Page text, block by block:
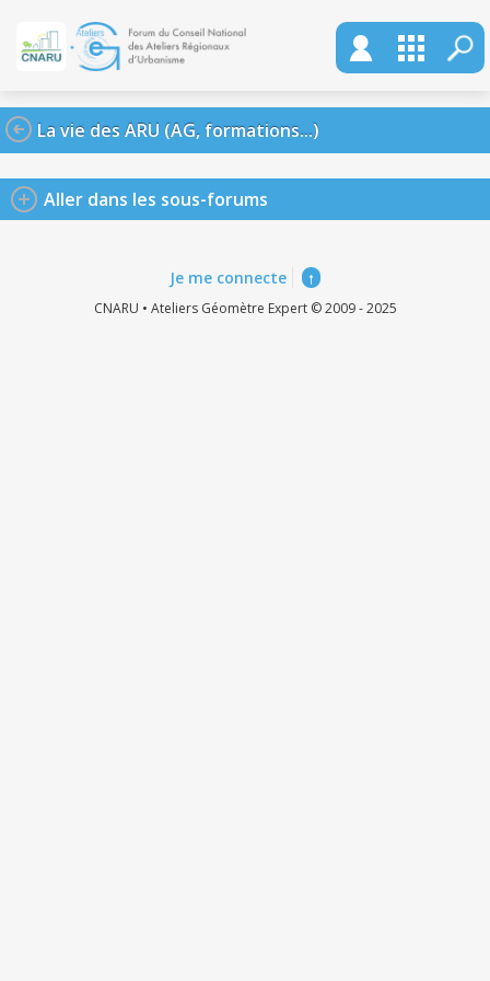
La vie des ARU (AG, formations...)
Aller dans les sous-forums
Je me connecte ↑
CNARU • Ateliers Géomètre Expert © 2009 - 2025